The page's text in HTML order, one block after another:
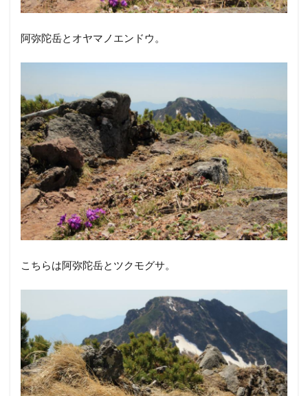
赤岳とオヤマノエンドウ。
阿弥陀岳とオヤマノエンドウ。